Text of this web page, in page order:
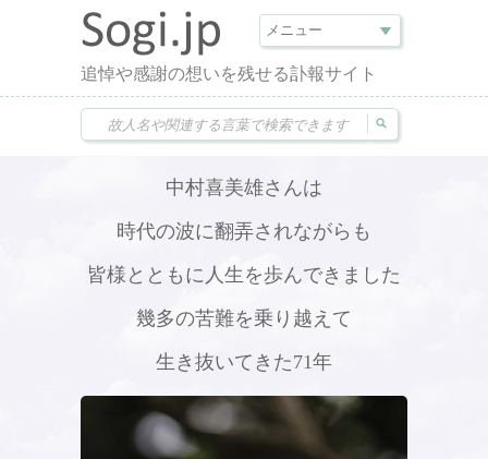
追悼や感謝の想いを残せる訃報サイト
中村喜美雄さんは
時代の波に翻弄されながらも
皆様とともに人生を歩んできました
幾多の苦難を乗り越えて
生き抜いてきた71年